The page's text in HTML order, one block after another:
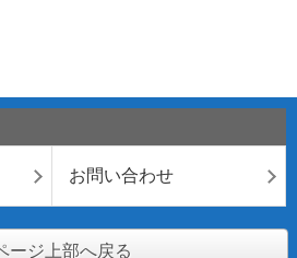
お問い合わせ
ージ上部へ戻る